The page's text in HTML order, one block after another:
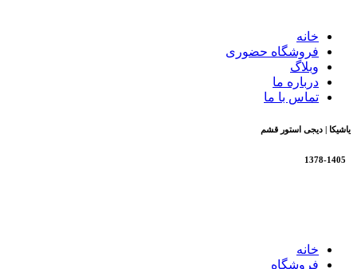
خانه
فروشگاه حضوری
وبلاگ
درباره ما
تماس با ما
یاشیکا | دیجی استور قشم
خانه
فروشگاه